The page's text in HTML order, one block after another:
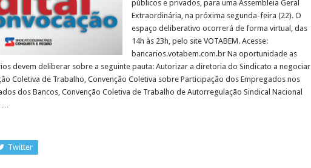
a
Campanha
Nacional
dos
Bancários
públicos e privados, para uma Assembleia Geral
Extraordinária, na próxima segunda-feira (22). O
espaço deliberativo ocorrerá de forma virtual, das
14h às 23h, pelo site VOTABEM. Acesse:
bancarios.votabem.com.br Na oportunidade as
devem deliberar sobre a seguinte pauta: Autorizar a diretoria do Sindicato a negociar
Coletiva de Trabalho, Convenção Coletiva sobre Participação dos Empregados nos
dos Bancos, Convenção Coletiva de Trabalho de Autorregulação Sindical Nacional
…
Twitter